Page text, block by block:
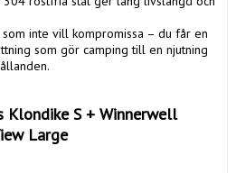
inte vill kompromissa – du får en
som gör camping till en njutning
Klondike S + Winnerwell
Large